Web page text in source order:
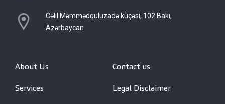
Cəlil Məmmədquluzadə küçəsi, 102 Bakı,
Azərbaycan
About Us
Services
Contact us
Legal Disclaimer